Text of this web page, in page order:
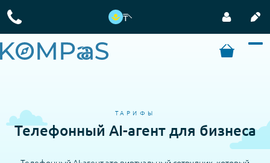
₸
ТАРИФЫ
Телефонный AI-агент для бизнеса